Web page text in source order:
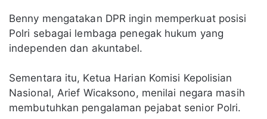
Benny mengatakan DPR ingin memperkuat posisi
Polri sebagai lembaga penegak hukum yang
independen dan akuntabel.
Sementara itu, Ketua Harian Komisi Kepolisian
Nasional, Arief Wicaksono, menilai negara masih
membutuhkan pengalaman pejabat senior Polri.